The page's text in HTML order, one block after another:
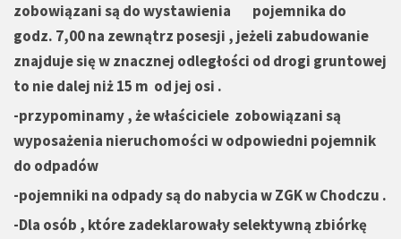
zobowiązani są do wystawienia pojemnika do
godz. 7,00 na zewnątrz posesji , jeżeli zabudowanie
znajduje się w znacznej odległości od drogi gruntowej
to nie dalej niż 15 m od jej osi .
-przypominamy , że właściciele zobowiązani są
wyposażenia nieruchomości w odpowiedni pojemnik
do odpadów
-pojemniki na odpady są do nabycia w ZGK w Chodczu .
-Dla osób , które zadeklarowały selektywną zbiórkę